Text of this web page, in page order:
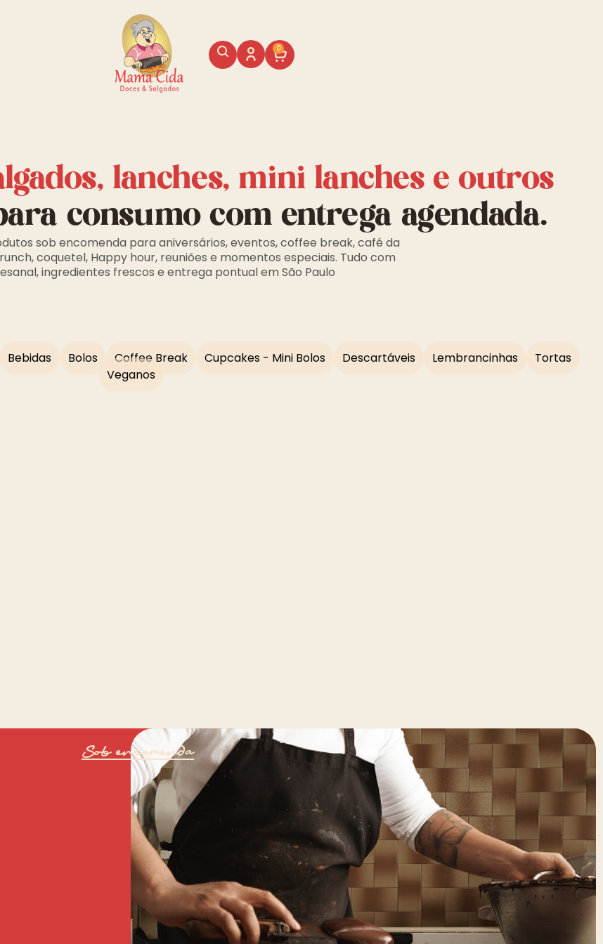
0
lanches, mini lanches e outros
consumo com entrega agendada.
sob encomenda para aniversários, eventos, coffee break, café da
coquetel, Happy hour, reuniões e momentos especiais. Tudo com
ingredientes frescos e entrega pontual em São Paulo
Bebidas Bolos Coffee Break Cupcakes - Mini Bolos Descartáveis Lembrancinhas
Tortas
Veganos
Sob encomenda